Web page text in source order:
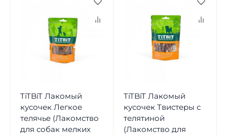
TiTBiT Лакомый
кусочек Легкое
телячье (Лакомство
для собак мелких
TiTBiT Лакомый
кусочек Твистеры с
телятиной
(Лакомство для